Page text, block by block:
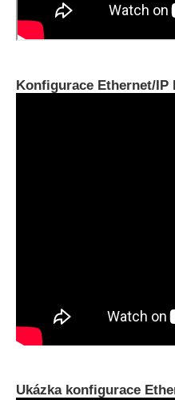
Konfigurace Ethernet/IP
Ukázka konfigurace